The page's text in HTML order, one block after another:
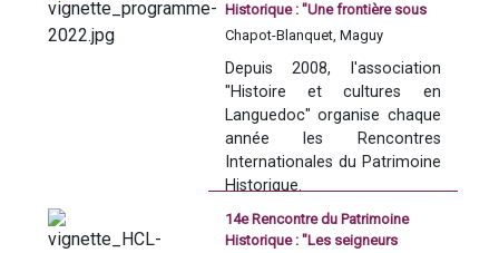
Découvrir l'association
Histoire et cultures en
Languedoc.
Marie de
Montpellier,
au miroir de
Historique : "Une frontière sous
surveillance : 1258-1659"
Chapot-Blanquet, Maguy
Depuis 2008, l'association
"Histoire et cultures en
Languedoc" organise chaque
année les Rencontres
Internationales du Patrimoine
Historique.
Avec le soutien de la Région
14e Rencontre du Patrimoine
Historique : "Les seigneurs